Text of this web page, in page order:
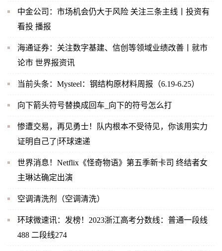
中金公司：市场机会仍大于风险 关注三条主线丨投资有
看投 播报
海通证券：关注数字基建、信创等领域业绩改善丨就市
论市 世界报资讯
当前头条：Mysteel：钢结构原材料周报（6.19-6.25）
向下箭头符号替换成回车_向下的符号怎么打
惨遭交易，再见勇士！队内根本不受待见，你该用实力
证明自己了|环球速递
世界消息！Netflix《怪奇物语》第五季新卡司 终结者女
主琳达确定出演
空调清洗剂（空调清洗）
环球微速讯：发榜！2023浙江高考分数线：普通一段线
488 二段线274